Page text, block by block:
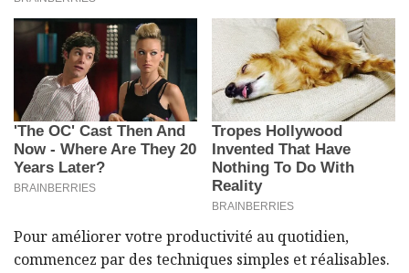
Pour améliorer votre productivité au quotidien,
commencez par des techniques simples et réalisables.